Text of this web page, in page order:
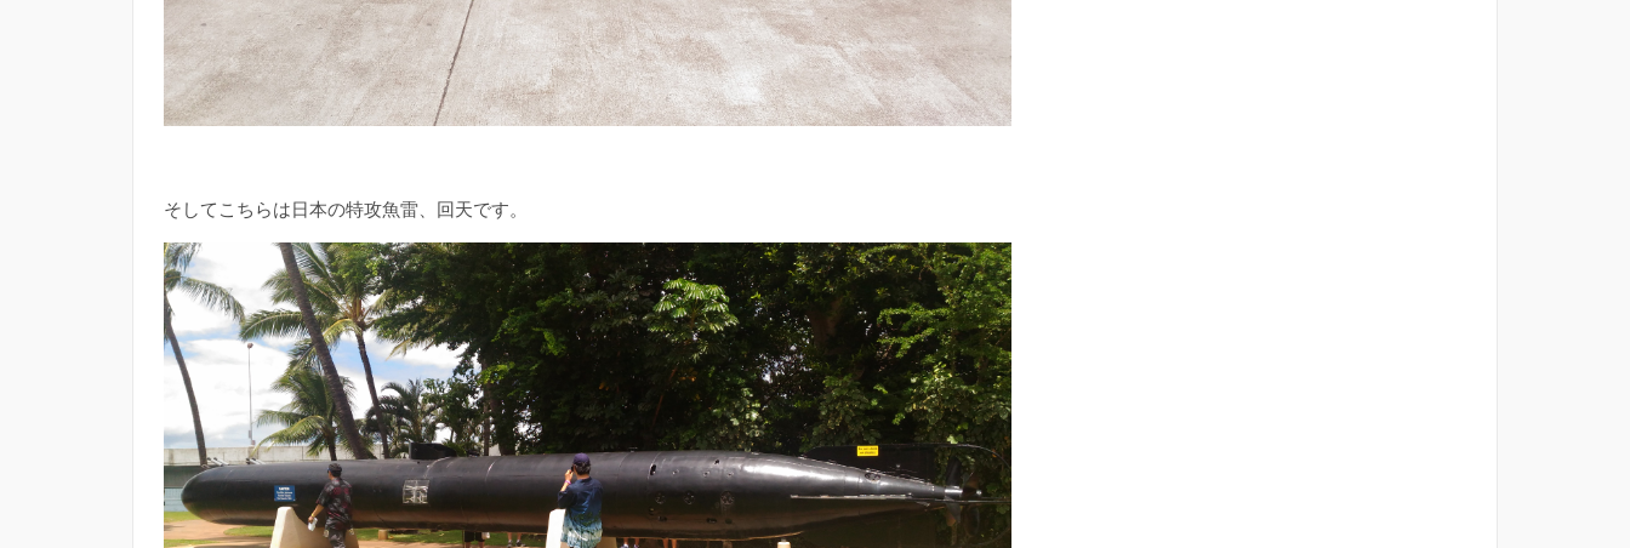
そしてこちらは日本の特攻魚雷、回天です。